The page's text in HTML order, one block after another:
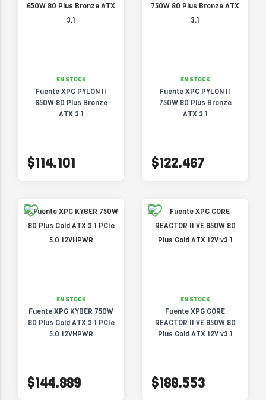
EN STOCK
Fuente XPG PYLON II
650W 80 Plus Bronze
ATX 3.1
$114.101
EN STOCK
Fuente XPG PYLON II
750W 80 Plus Bronze
ATX 3.1
$122.467
EN STOCK
Fuente XPG KYBER 750W
80 Plus Gold ATX 3.1 PCIe
5.0 12VHPWR
$144.889
EN STOCK
Fuente XPG CORE
REACTOR II VE 850W 80
Plus Gold ATX 12V v3.1
$188.553